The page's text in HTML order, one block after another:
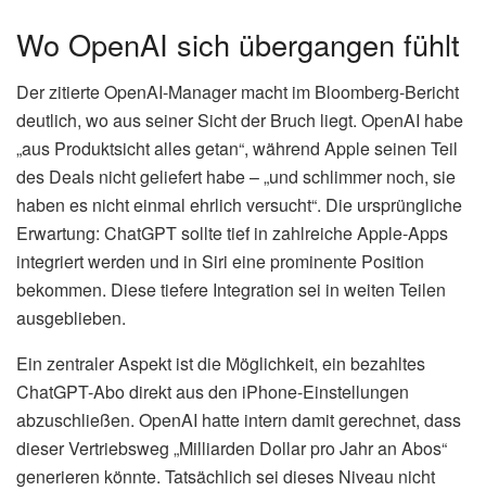
Wo OpenAI sich übergangen fühlt
Der zitierte OpenAI-Manager macht im Bloomberg-Bericht
deutlich, wo aus seiner Sicht der Bruch liegt. OpenAI habe
„aus Produktsicht alles getan“, während Apple seinen Teil
des Deals nicht geliefert habe – „und schlimmer noch, sie
haben es nicht einmal ehrlich versucht“. Die ursprüngliche
Erwartung: ChatGPT sollte tief in zahlreiche Apple-Apps
integriert werden und in Siri eine prominente Position
bekommen. Diese tiefere Integration sei in weiten Teilen
ausgeblieben.
Ein zentraler Aspekt ist die Möglichkeit, ein bezahltes
ChatGPT-Abo direkt aus den iPhone-Einstellungen
abzuschließen. OpenAI hatte intern damit gerechnet, dass
dieser Vertriebsweg „Milliarden Dollar pro Jahr an Abos“
generieren könnte. Tatsächlich sei dieses Niveau nicht